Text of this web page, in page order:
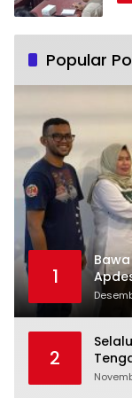
Popular
1
2